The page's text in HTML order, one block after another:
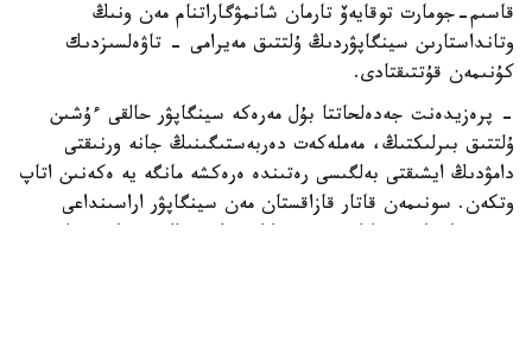
قاسىم-جومارت توقايەۆ تارمان شانمۋگاراتنام مەن ونىڭ
وتانداستارىن سينگاپۋردىڭ ۇلتتىق مەيرامى - تاۋەلسىزدىك
كۇنىمەن قۇتتىقتادى.
- پرەزيدەنت جەدەلحاتتا بۇل مەرەكە سينگاپۋر حالقى ءۇشىن
ۇلتتىق بىرلىكتىڭ، مەملەكەت دەربەستىگىنىڭ جانە ورنىقتى
دامۋدىڭ ايشىقتى بەلگىسى رەتىندە ەرەكشە مانگە يە ەكەنىن اتاپ
وتكەن. سونىمەن قاتار قازاقستان مەن سينگاپۋر اراسىنداعى